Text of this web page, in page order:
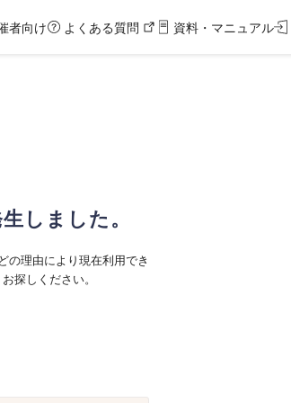
者向け よくある質問 資料・マニュアル
しました。
の理由により現在利用でき
探しください。